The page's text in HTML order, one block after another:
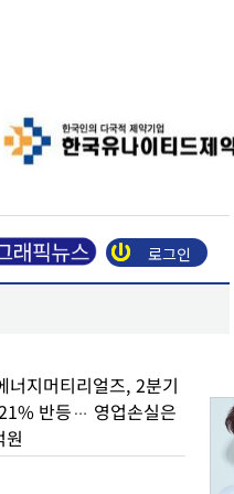
로그인
너지머티리얼즈, 2분기
반등… 영업손실은
원